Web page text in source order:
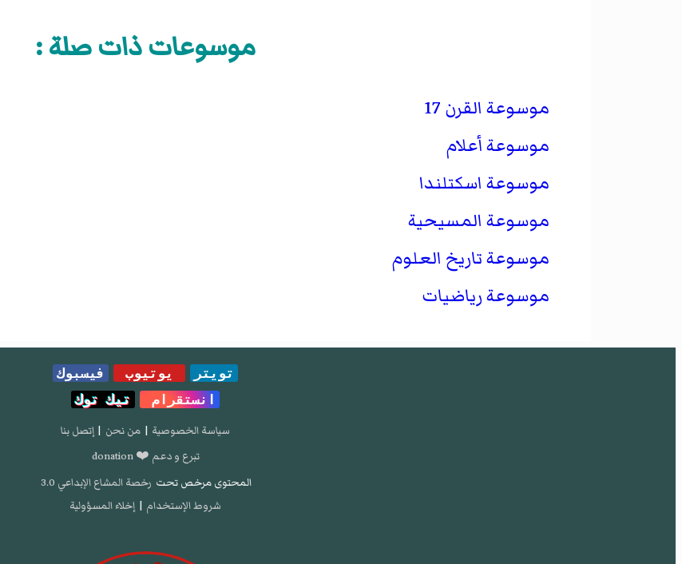
موسوعات ذات صلة :
موسوعة القرن 17
موسوعة أعلام
موسوعة اسكتلندا
موسوعة المسيحية
موسوعة تاريخ العلوم
موسوعة رياضيات
تويتر يوتيوب
فيسبوك
انستقرام
تيك توك
سياسة الخصوصية | من نحن | إتصل بنا
تبرع و دعم ❤️ donation
المحتوى مرخص تحت رخصة المشاع الإبداعي 3.0
شروط الإستخدام | إخلاء المسؤولية